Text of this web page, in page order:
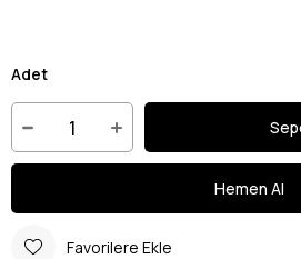
Adet
Favorilere Ekle